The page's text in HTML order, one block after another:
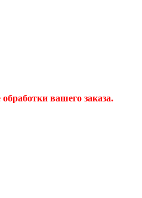
вашего заказа.